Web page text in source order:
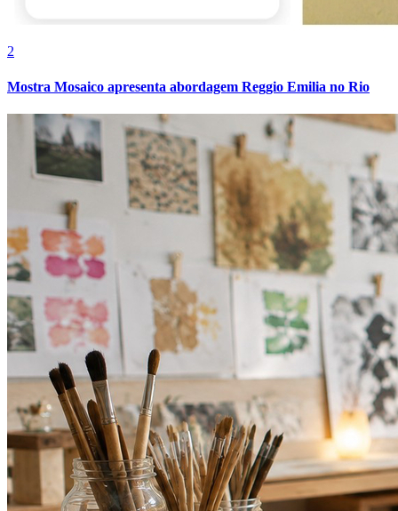
Cruzeiro
2
Mostra Mosaico apresenta abordagem Reggio Emilia no Rio